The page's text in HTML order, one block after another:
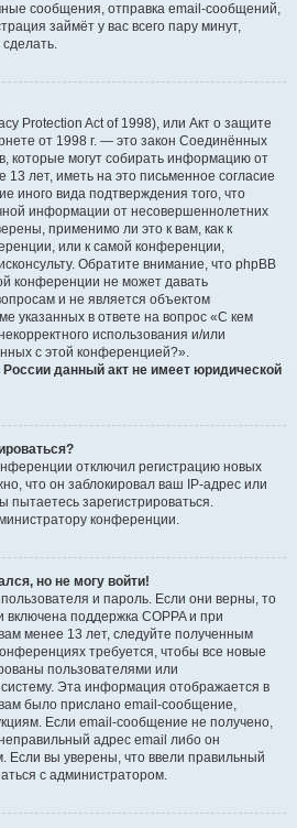
сообщения, отправка email-сообщений,
займёт у вас всего пару минут,
Protection Act of 1998), или Акт о защите
от 1998 г. — это закон Соединённых
которые могут собирать информацию от
лет, иметь на это письменное согласие
иного вида подтверждения того, что
информации от несовершеннолетних
применимо ли это к вам, как к
или к самой конференции,
Обратите внимание, что phpBB
конференции не может давать
и не является объектом
указанных в ответе на вопрос «С кем
использования и/или
с этой конференцией?».
данный акт не имеет юридической
отключил регистрацию новых
что он заблокировал ваш IP-адрес или
пытаетесь зарегистрироваться.
конференции.
но не могу войти!
и пароль. Если они верны, то
поддержка COPPA и при
менее 13 лет, следуйте полученным
требуется, чтобы все новые
пользователями или
Эта информация отображается в
было прислано email-сообщение,
Если email-сообщение не получено,
адрес email либо он
Если вы уверены, что ввели правильный
с администратором.